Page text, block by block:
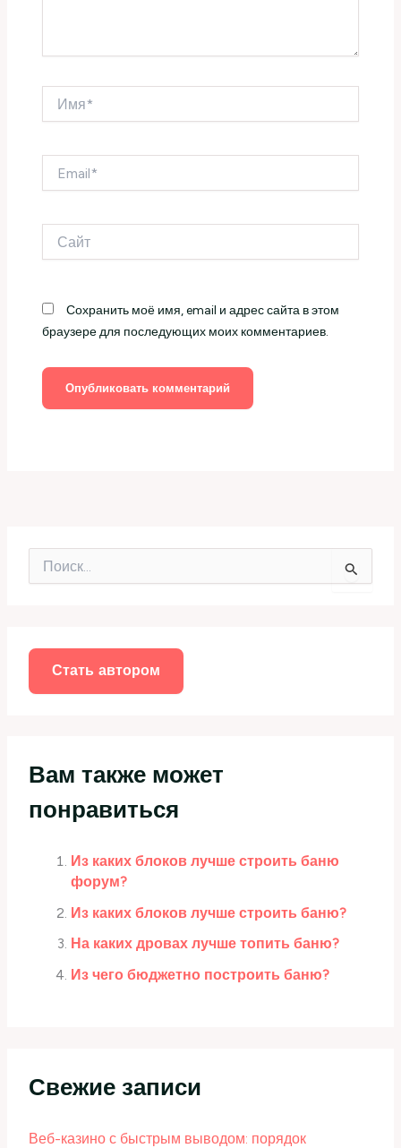
Сохранить моё имя, email и адрес сайта в этом
браузере для последующих моих комментариев.
Стать автором
Вам также может
понравиться
Из каких блоков лучше строить баню
форум?
Из каких блоков лучше строить баню?
На каких дровах лучше топить баню?
Из чего бюджетно построить баню?
Свежие записи
Веб-казино с быстрым выводом: порядок